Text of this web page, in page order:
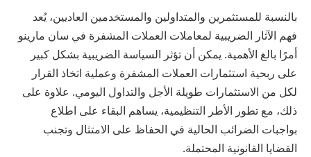
بالنسبة للمستثمرين والمتداولين والمستخدمين العاديين، يُعد
فهم الآثار الضريبية لمعاملات العملات المشفرة في سان مارينو
أمرًا بالغ الأهمية. يمكن أن تؤثر السياسة الضريبية بشكل كبير
على ربحية استثمارات العملات المشفرة وعملية اتخاذ القرار
لكل من الاستثمارات طويلة الأجل والتداول اليومي. علاوة على
ذلك، مع تطور الأطر التنظيمية، يساهم البقاء على اطلاع
بواجبات الضرائب الحالية في الحفاظ على الامتثال وتجنب
القضايا القانونية المحتملة.